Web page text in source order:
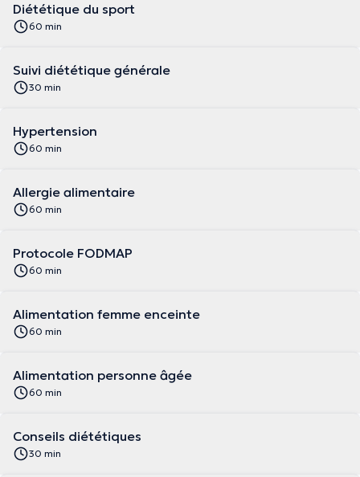
Diététique du sport
60 min
Suivi diététique générale
30 min
Hypertension
60 min
Allergie alimentaire
60 min
Protocole FODMAP
60 min
Alimentation femme enceinte
60 min
Alimentation personne âgée
60 min
Conseils diététiques
30 min